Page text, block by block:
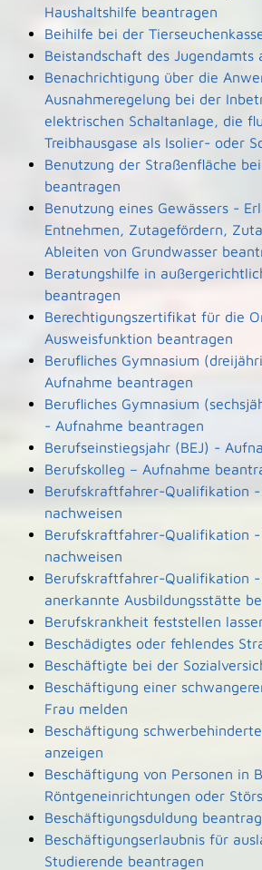
Haushaltshilfe beantragen
Beihilfe bei der
Beistandschaft des Jugendamts
Benachrichtigung über die
Ausnahmeregelung bei der
elektrischen Schaltanlage, die
Treibhausgase als Isolier- oder
Benutzung der Straßenfläche
beantragen
Benutzung eines Gewässers -
Entnehmen, Zutagefördern,
Ableiten von Grundwasser
Beratungshilfe in
beantragen
Berechtigungszertifikat für die
Ausweisfunktion beantragen
Berufliches Gymnasium
Aufnahme beantragen
Berufliches Gymnasium
- Aufnahme beantragen
Berufseinstiegsjahr (BEJ) -
Berufskolleg – Aufnahme
Berufskraftfahrer-Qualifikation
nachweisen
Berufskraftfahrer-Qualifikation
nachweisen
Berufskraftfahrer-Qualifikation
anerkannte Ausbildungsstätte
Berufskrankheit feststellen
Beschädigtes oder fehlendes
Beschäftigte bei der
Beschäftigung einer
Frau melden
Beschäftigung
anzeigen
Beschäftigung von Personen in
Röntgeneinrichtungen oder
Beschäftigungsduldung
Beschäftigungserlaubnis für
Studierende beantragen